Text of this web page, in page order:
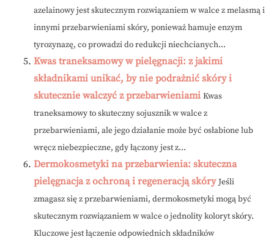
azelainowy jest skutecznym rozwiązaniem w walce z melasmą i
innymi przebarwieniami skóry, ponieważ hamuje enzym
tyrozynazę, co prowadzi do redukcji niechcianych...
Kwas traneksamowy w pielęgnacji: z jakimi
składnikami unikać, by nie podrażnić skóry i
skutecznie walczyć z przebarwieniami Kwas
traneksamowy to skuteczny sojusznik w walce z
przebarwieniami, ale jego działanie może być osłabione lub
wręcz niebezpieczne, gdy łączony jest z...
Dermokosmetyki na przebarwienia: skuteczna
pielęgnacja z ochroną i regeneracją skóry Jeśli
zmagasz się z przebarwieniami, dermokosmetyki mogą być
skutecznym rozwiązaniem w walce o jednolity koloryt skóry.
Kluczowe jest łączenie odpowiednich składników